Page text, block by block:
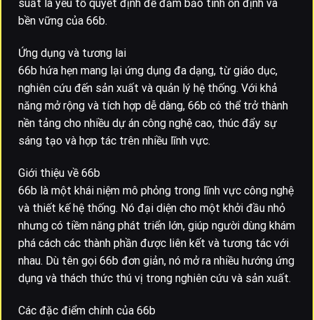
suất là yếu tố quyết định để đảm bảo tính ổn định và
bền vững của 66b.
Ứng dụng và tương lai
66b hứa hẹn mang lại ứng dụng đa dạng, từ giáo dục,
nghiên cứu đến sản xuất và quản lý hệ thống. Với khả
năng mở rộng và tích hợp dễ dàng, 66b có thể trở thành
nền tảng cho nhiều dự án công nghệ cao, thúc đẩy sự
sáng tạo và hợp tác trên nhiều lĩnh vực.
Giới thiệu về 66b
66b là một khái niệm mô phỏng trong lĩnh vực công nghệ
và thiết kế hệ thống. Nó đại diện cho một khởi đầu nhỏ
nhưng có tiềm năng phát triển lớn, giúp người dùng khám
phá cách các thành phần được liên kết và tương tác với
nhau. Dù tên gọi 66b đơn giản, nó mở ra nhiều hướng ứng
dụng và thách thức thú vị trong nghiên cứu và sản xuất.
Các đặc điểm chính của 66b